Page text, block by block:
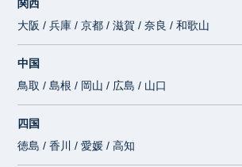
関西
大阪 / 兵庫 / 京都 / 滋賀 / 奈良 / 和歌山
中国
鳥取 / 島根 / 岡山 / 広島 / 山口
四国
徳島 / 香川 / 愛媛 / 高知